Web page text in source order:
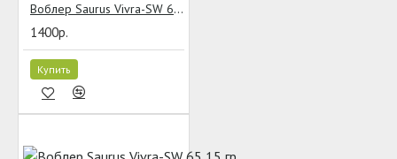
Воблер Saurus Vivra-SW 65 15 гр #236
1400р.
Купить